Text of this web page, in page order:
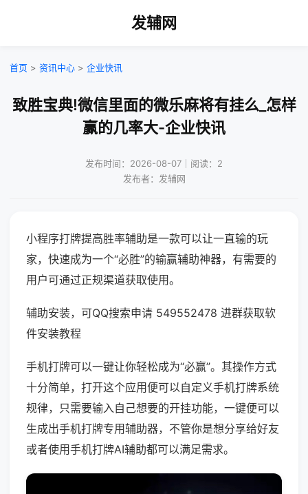
发辅网
首页 > 资讯中心 > 企业快讯
致胜宝典!微信里面的微乐麻将有挂么_怎样
赢的几率大-企业快讯
发布时间：2026-08-07｜阅读：2
发布者：发辅网
小程序打牌提高胜率辅助是一款可以让一直输的玩
家，快速成为一个“必胜”的输赢辅助神器，有需要的
用户可通过正规渠道获取使用。
辅助安装，可QQ搜索申请 549552478 进群获取软
件安装教程
手机打牌可以一键让你轻松成为“必赢”。其操作方式
十分简单，打开这个应用便可以自定义手机打牌系统
规律，只需要输入自己想要的开挂功能，一键便可以
生成出手机打牌专用辅助器，不管你是想分享给好友
或者使用手机打牌AI辅助都可以满足需求。